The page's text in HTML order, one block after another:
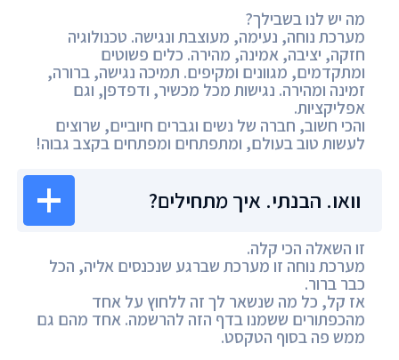
מה יש לנו בשבילך?
מערכת נוחה, נעימה, מעוצבת ונגישה. טכנולוגיה
חזקה, יציבה, אמינה, מהירה. כלים פשוטים
ומתקדמים, מגוונים ומקיפים. תמיכה נגישה, ברורה,
זמינה ומהירה. נגישות מכל מכשיר, ודפדפן, וגם
אפליקציות.
והכי חשוב, חברה של נשים וגברים חיוביים, שרוצים
לעשות טוב בעולם, ומתפתחים ומפתחים בקצב גבוה!
וואו. הבנתי. איך מתחילים?
זו השאלה הכי קלה.
מערכת נוחה זו מערכת שברגע שנכנסים אליה, הכל
כבר ברור.
אז קל, כל מה שנשאר לך זה ללחוץ על אחד
מהכפתורים ששמנו בדף הזה להרשמה. אחד מהם גם
ממש פה בסוף הטקסט.